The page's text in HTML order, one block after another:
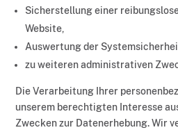
Sicherstellung einer
Website,
Auswertung der
zu weiteren administrativen
Die Verarbeitung Ihrer
unserem berechtigten Interesse
Zwecken zur Datenerhebung. Wir